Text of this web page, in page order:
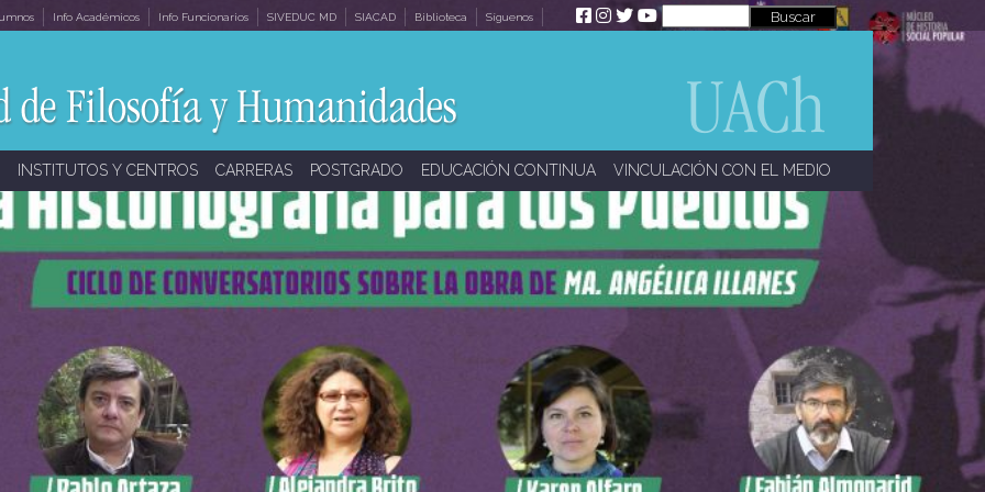
Info Académicos Info Funcionarios SIVEDUC MD SIACAD Biblioteca Síguenos
INSTITUTOS Y CENTROS CARRERAS POSTGRADO EDUCACIÓN CONTINUA VINCULACIÓN CON EL MEDIO